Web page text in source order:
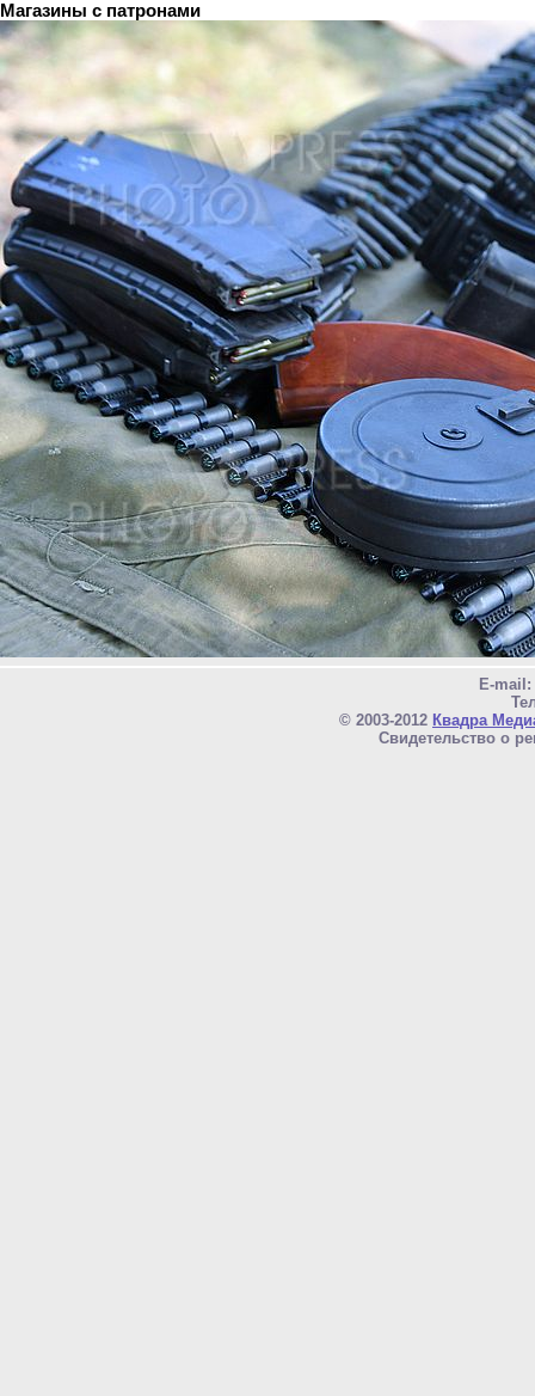
Магазины с патронами
E-mail:
© 2003-2012 Квадра
Свидетельство о